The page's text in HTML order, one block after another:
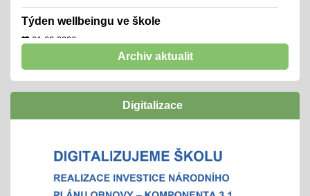
Týden wellbeingu ve škole
01.02.2026
chceme školu, kde se všichni cítí dobře,
naplno rozvinout svůj potenciál
01.02.2026
městská, okresní a vyšší kola
Archiv aktualit
Digitalizace